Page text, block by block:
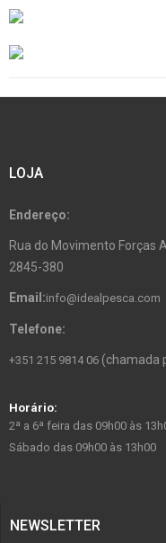
LOJA
Endereço:
Rua do Movimento Forças
2845-380
Email:info@idealpesca.com
Telefone:
+351 215 9814 06 (chamada
Horário:
2ª a 6ª feira das 09h00 às
Sábado das 09h00 às 13h00
NEWSLETTER